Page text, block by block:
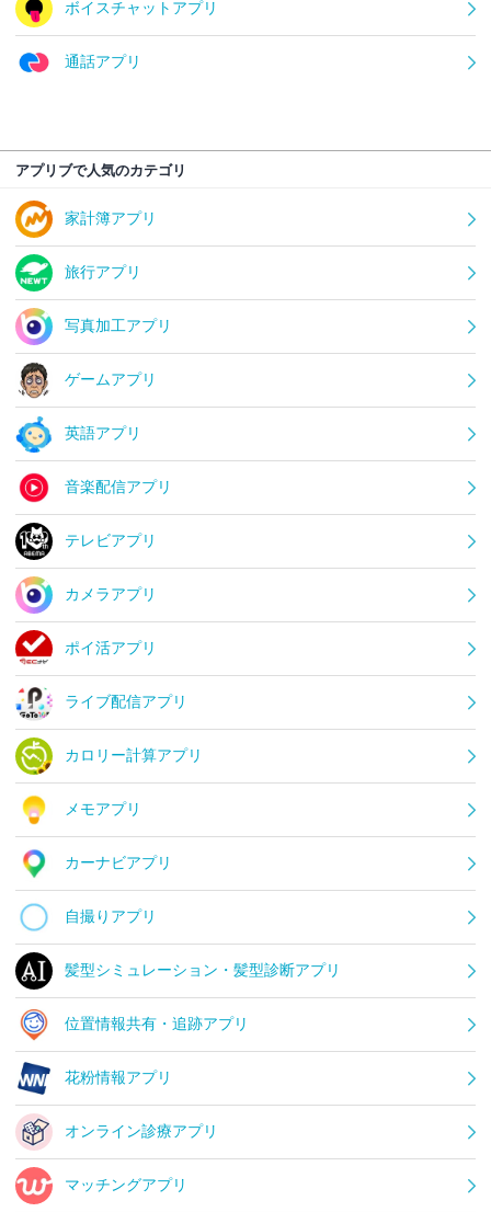
ボイスチャットアプリ
通話アプリ
アプリブで人気のカテゴリ
家計簿アプリ
旅行アプリ
写真加工アプリ
ゲームアプリ
英語アプリ
音楽配信アプリ
テレビアプリ
カメラアプリ
ポイ活アプリ
ライブ配信アプリ
カロリー計算アプリ
メモアプリ
カーナビアプリ
自撮りアプリ
髪型シミュレーション・髪型診断アプリ
位置情報共有・追跡アプリ
花粉情報アプリ
オンライン診療アプリ
マッチングアプリ